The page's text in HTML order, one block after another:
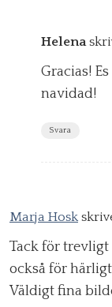
Helena
Gracias!
navidad!
Svara
Marja Hosk
Tack för
också för
Väldigt fina